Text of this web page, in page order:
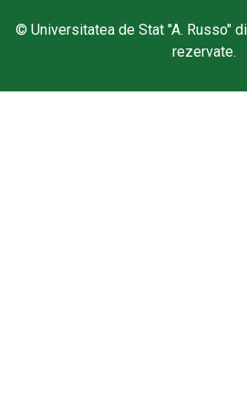
© Universitatea de Stat "A. Russo"
rezervate.